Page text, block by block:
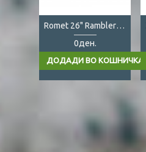
Romet 26" Rambler 6.0
0ден.